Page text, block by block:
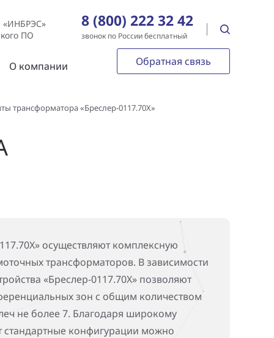
«ИНБРЭС»
ПО
8 (800) 222 32 42
звонок по России бесплатный
О компании Обратная связь
трансформатора «Бреслер-0117.70Х»
осуществляют комплексную
трансформаторов. В зависимости
«Бреслер-0117.70X» позволяют
зон с общим количеством
не более 7. Благодаря широкому
конфигурации можно